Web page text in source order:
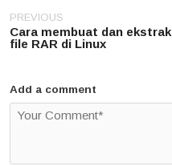
Post
navigation
PREVIOUS
Cara membuat dan ekstrak
file RAR di Linux
Add a comment